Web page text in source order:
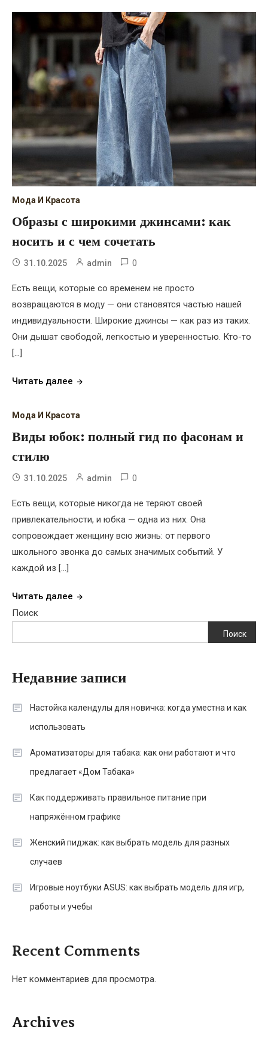
Мода И Красота
Образы с широкими джинсами: как
носить и с чем сочетать
31.10.2025 admin 0
Есть вещи, которые со временем не просто
возвращаются в моду — они становятся частью нашей
индивидуальности. Широкие джинсы — как раз из таких.
Они дышат свободой, легкостью и уверенностью. Кто-то
[…]
Читать далее
Мода И Красота
Виды юбок: полный гид по фасонам и
стилю
31.10.2025 admin 0
Есть вещи, которые никогда не теряют своей
привлекательности, и юбка — одна из них. Она
сопровождает женщину всю жизнь: от первого
школьного звонка до самых значимых событий. У
каждой из […]
Читать далее
Поиск
Поиск
Недавние записи
Настойка календулы для новичка: когда уместна и как
использовать
Ароматизаторы для табака: как они работают и что
предлагает «Дом Табака»
Как поддерживать правильное питание при
напряжённом графике
Женский пиджак: как выбрать модель для разных
случаев
Игровые ноутбуки ASUS: как выбрать модель для игр,
работы и учебы
Recent Comments
Нет комментариев для просмотра.
Archives